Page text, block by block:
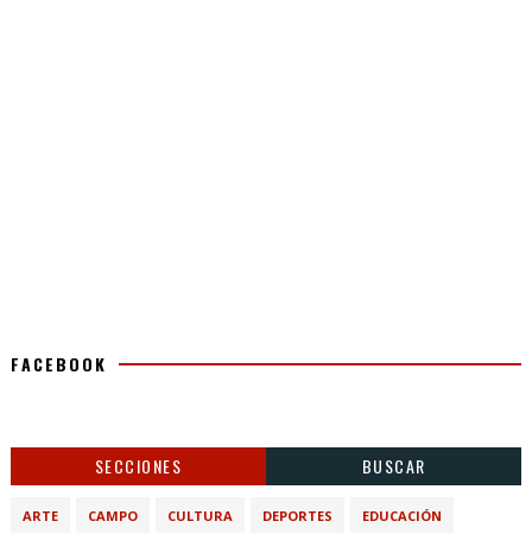
FACEBOOK
SECCIONES BUSCAR
ARTE CAMPO CULTURA DEPORTES EDUCACIÓN